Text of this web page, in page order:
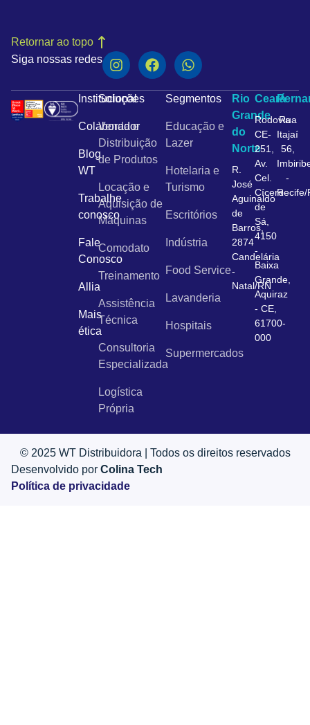
Siga nossas redes
Retornar ao topo
Institucional
Colaborador
Blog
WT
Trabalhe
conosco
Fale
Conosco
Allia
Mais
ética
Soluções
Venda e
Distribuição
de Produtos
Locação e
Aquisição de
Máquinas
Comodato
Treinamento
Assistência
Técnica
Consultoria
Especializada
Logística
Própria
Segmentos
Educação e
Lazer
Hotelaria e
Turismo
Escritórios
Indústria
Food Service
Lavanderia
Hospitais
Supermercados
Rio
Grande
do
Norte
R.
José
Aguinaldo
de
Barros,
2874
Candelária
-
Natal/RN
Ceará
Rodovia
CE-
251,
Av.
Cel.
Cícero
de
Sá,
4150
-
Baixa
Grande,
Aquiraz
- CE,
61700-
000
Rua
Itajaí
56,
-
Recife/
© 2025 WT Distribuidora | Todos os direitos reservados
Desenvolvido por Colina Tech
Política de privacidade